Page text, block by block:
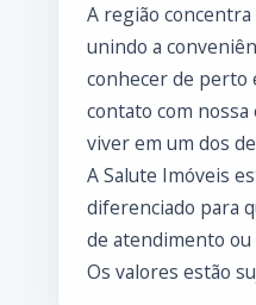
A região
unindo a
conhecer de perto
contato com
viver em um dos
A Salute Imóveis
diferenciado para
de atendimento
Os valores estão